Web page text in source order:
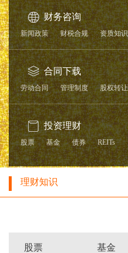
财务咨询
新闻政策 财税合规 资质知
合同下载
劳动合同 管理制度 股权转让
投资理财
股票 基金 债券 REITs
理财知识
股票 基金